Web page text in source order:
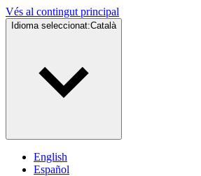
Vés al contingut principal
Idioma seleccionat:Català
English
Español